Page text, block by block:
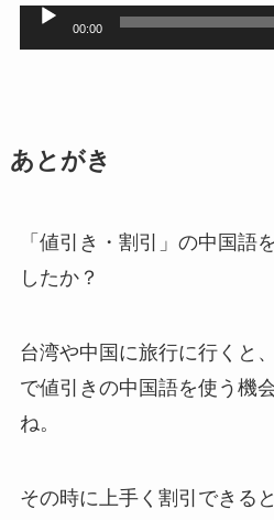
ー
ー
00:00
あとがき
「値引き・割引」の中国語
したか？
台湾や中国に旅行に行くと
で値引きの中国語を使う機
ね。
その時に上手く割引できる